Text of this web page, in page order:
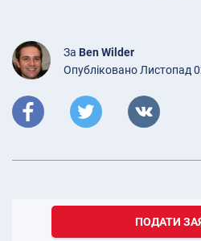
За Ben Wilder
Опубліковано Листопад
ПОДАТИ